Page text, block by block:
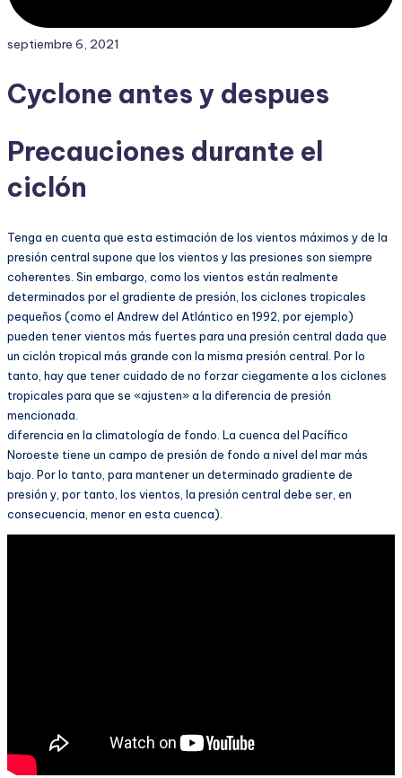
septiembre 6, 2021
Cyclone antes y despues
Precauciones durante el
ciclón
Tenga en cuenta que esta estimación de los vientos máximos y de la
presión central supone que los vientos y las presiones son siempre
coherentes. Sin embargo, como los vientos están realmente
determinados por el gradiente de presión, los ciclones tropicales
pequeños (como el Andrew del Atlántico en 1992, por ejemplo)
pueden tener vientos más fuertes para una presión central dada que
un ciclón tropical más grande con la misma presión central. Por lo
tanto, hay que tener cuidado de no forzar ciegamente a los ciclones
tropicales para que se «ajusten» a la diferencia de presión
mencionada.
diferencia en la climatología de fondo. La cuenca del Pacífico
Noroeste tiene un campo de presión de fondo a nivel del mar más
bajo. Por lo tanto, para mantener un determinado gradiente de
presión y, por tanto, los vientos, la presión central debe ser, en
consecuencia, menor en esta cuenca).